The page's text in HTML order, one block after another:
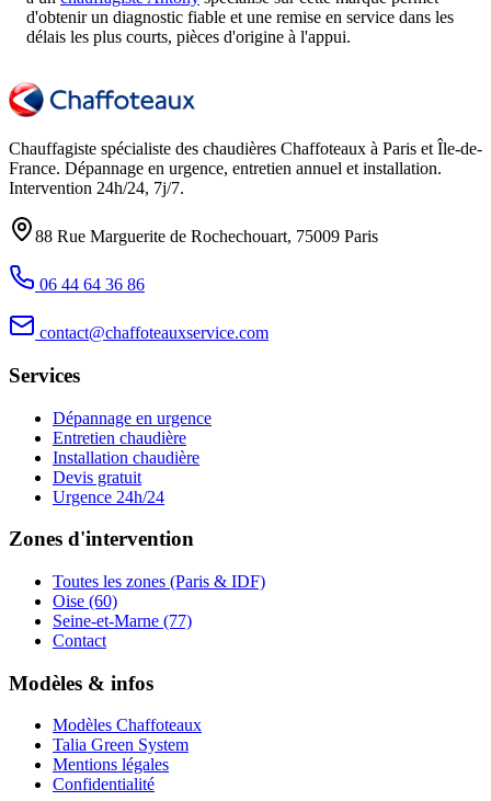
d'obtenir un diagnostic fiable et une remise en service dans les
délais les plus courts, pièces d'origine à l'appui.
Chauffagiste spécialiste des chaudières Chaffoteaux à Paris et Île-de-
France. Dépannage en urgence, entretien annuel et installation.
Intervention 24h/24, 7j/7.
88 Rue Marguerite de Rochechouart, 75009 Paris
06 44 64 36 86
contact@chaffoteauxservice.com
Services
Dépannage en urgence
Entretien chaudière
Installation chaudière
Devis gratuit
Urgence 24h/24
Zones d'intervention
Toutes les zones (Paris & IDF)
Oise (60)
Seine-et-Marne (77)
Contact
Modèles & infos
Modèles Chaffoteaux
Talia Green System
Mentions légales
Confidentialité